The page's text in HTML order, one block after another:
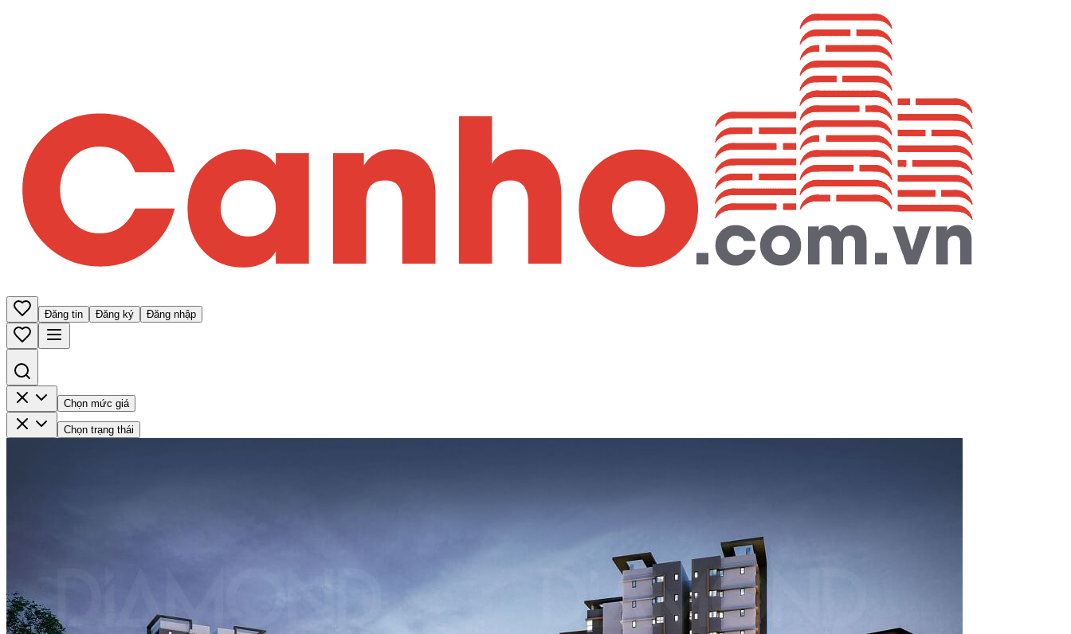
Đăng tin Đăng ký Đăng nhập
Chọn mức giá
Chọn trạng thái